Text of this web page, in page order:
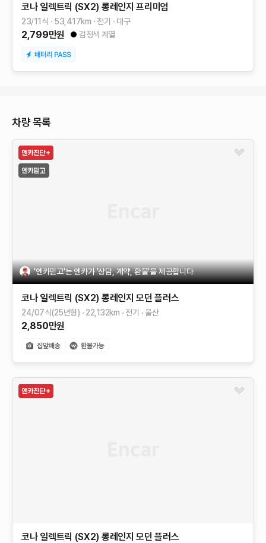
코나 일렉트릭 (SX2) 롱레인지 프리미엄
23/11식 53,417km 전기 대구
2,799만원 검정색 계열
차량 목록
'엔카믿고'는 엔카가 '상담, 계약, 환불'을 제공합니다
코나 일렉트릭 (SX2) 롱레인지 모던 플러스
24/07식(25년형) 22,132km 전기 울산
2,850만원
코나 일렉트릭 (SX2) 롱레인지 모던 플러스